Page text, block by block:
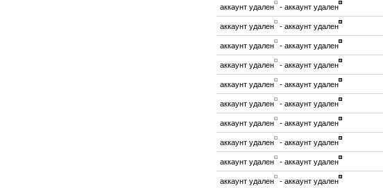
аккаунт удален - аккаунт удален
аккаунт удален - аккаунт удален
аккаунт удален - аккаунт удален
аккаунт удален - аккаунт удален
аккаунт удален - аккаунт удален
аккаунт удален - аккаунт удален
аккаунт удален - аккаунт удален
аккаунт удален - аккаунт удален
аккаунт удален - аккаунт удален
аккаунт удален - аккаунт удален